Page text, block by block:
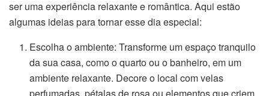
ser uma experiência relaxante e romântica. Aqui estão
algumas ideias para tornar esse dia especial:
Escolha o ambiente: Transforme um espaço tranquilo
da sua casa, como o quarto ou o banheiro, em um
ambiente relaxante. Decore o local com velas
perfumadas, pétalas de rosa ou elementos que criem